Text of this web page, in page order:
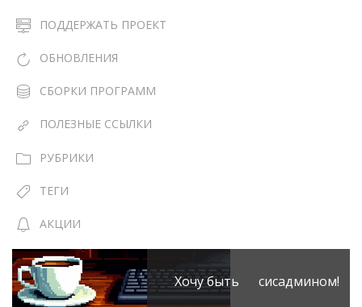
ПОДДЕРЖАТЬ ПРОЕКТ
ОБНОВЛЕНИЯ
СБОРКИ ПРОГРАММ
ПОЛЕЗНЫЕ ССЫЛКИ
РУБРИКИ
ТЕГИ
АКЦИИ
Хочу быть сисадмином!